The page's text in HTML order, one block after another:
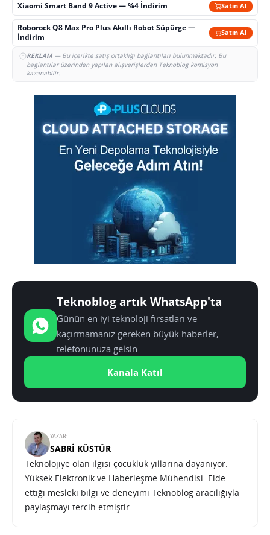
Xiaomi Smart Band 9 Active — %4 İndirim Satın Al
Roborock Q8 Max Pro Plus Akıllı Robot Süpürge —
İndirim
Satın Al
REKLAM— Bu içerikte satış ortaklığı bağlantıları bulunmaktadır. Bu
bağlantılar üzerinden yapılan alışverişlerden Teknoblog komisyon
kazanabilir.
Teknoblog artık WhatsApp'ta
Günün en iyi teknoloji fırsatları ve
kaçırmamanız gereken büyük haberler,
telefonunuza gelsin.
Kanala Katıl
YAZAR:
SABRI KÜSTÜR
Teknolojiye olan ilgisi çocukluk yıllarına dayanıyor.
Yüksek Elektronik ve Haberleşme Mühendisi. Elde
ettiği mesleki bilgi ve deneyimi Teknoblog aracılığıyla
paylaşmayı tercih etmiştir.